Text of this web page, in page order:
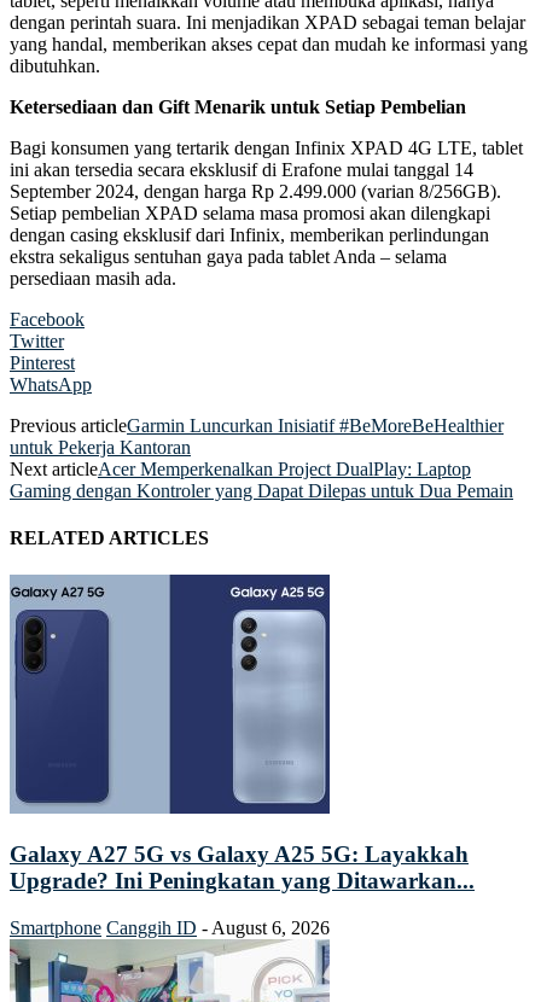
dengan perintah suara. Ini menjadikan XPAD sebagai teman belajar
yang handal, memberikan akses cepat dan mudah ke informasi yang
dibutuhkan.
Ketersediaan dan Gift Menarik untuk Setiap Pembelian
Bagi konsumen yang tertarik dengan Infinix XPAD 4G LTE, tablet
ini akan tersedia secara eksklusif di Erafone mulai tanggal 14
September 2024, dengan harga Rp 2.499.000 (varian 8/256GB).
Setiap pembelian XPAD selama masa promosi akan dilengkapi
dengan casing eksklusif dari Infinix, memberikan perlindungan
ekstra sekaligus sentuhan gaya pada tablet Anda – selama
persediaan masih ada.
Facebook
Twitter
Pinterest
WhatsApp
Previous articleGarmin Luncurkan Inisiatif #BeMoreBeHealthier
untuk Pekerja Kantoran
Next articleAcer Memperkenalkan Project DualPlay: Laptop
Gaming dengan Kontroler yang Dapat Dilepas untuk Dua Pemain
RELATED ARTICLES
Galaxy A27 5G vs Galaxy A25 5G: Layakkah
Upgrade? Ini Peningkatan yang Ditawarkan...
Smartphone Canggih ID - August 6, 2026